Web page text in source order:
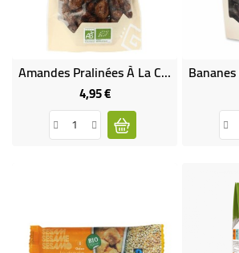
Amandes Pralinées À La Cannelle Bio
4,95 €Prix